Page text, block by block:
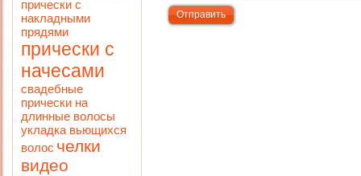
прически с
накладными
прядями
прически с
начесами
свадебные
прически на
длинные волосы
укладка вьющихся
волос челки
видео